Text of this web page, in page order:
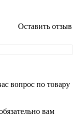
Оставить отзыв
вопрос по товару
вам